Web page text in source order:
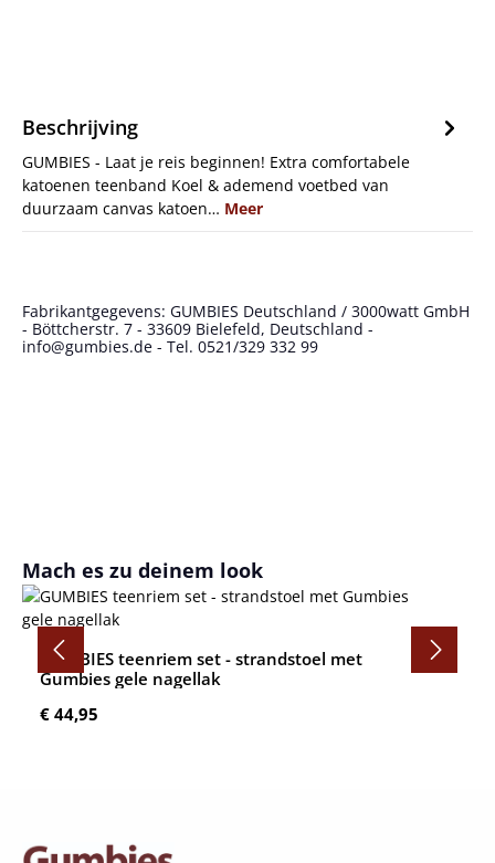
Beschrijving
GUMBIES - Laat je reis beginnen! Extra comfortabele
katoenen teenband Koel & ademend voetbed van
duurzaam canvas katoen… Meer
Fabrikantgegevens: GUMBIES Deutschland / 3000watt GmbH
- Böttcherstr. 7 - 33609 Bielefeld, Deutschland -
info@gumbies.de - Tel. 0521/329 332 99
Productgalerij overslaan
Mach es zu deinem look
GUMBIES teenriem set - strandstoel met
Gumbies gele nagellak
Normale prijs:
€ 44,95